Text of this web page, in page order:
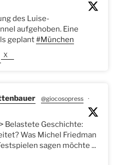
des Luise-
aufgehoben. Eine
geplant#München
X
@giocosopress ·
Belastete Geschichte:
Was Michel Friedman
sagen möchte ...